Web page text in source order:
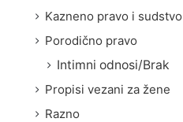
Kazneno pravo i sudstvo
Porodično pravo
Intimni odnosi/Brak
Propisi vezani za žene
Razno